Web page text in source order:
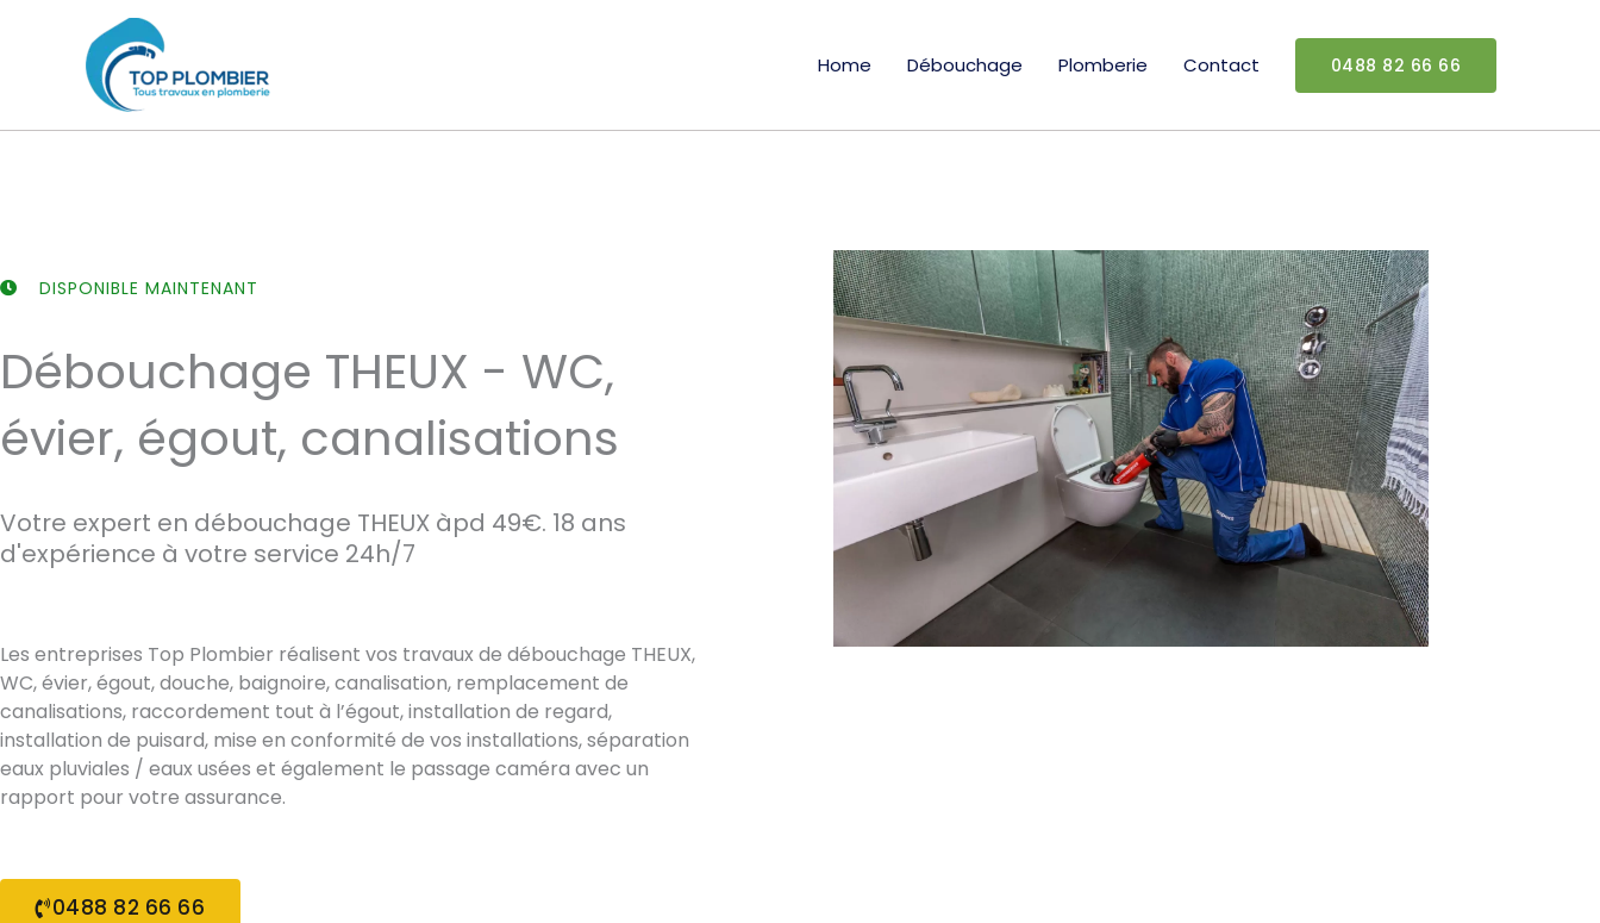
Home Débouchage Plomberie Contact 0488 82 66 66
DISPONIBLE MAINTENANT
Débouchage THEUX - WC,
évier, égout, canalisations
Votre expert en débouchage THEUX àpd 49€. 18 ans
d'expérience à votre service 24h/7
Les entreprises Top Plombier réalisent vos travaux de débouchage THEUX,
WC, évier, égout, douche, baignoire, canalisation, remplacement de
canalisations, raccordement tout à l’égout, installation de regard,
installation de puisard, mise en conformité de vos installations, séparation
eaux pluviales / eaux usées et également le passage caméra avec un
rapport pour votre assurance.
0488 82 66 66